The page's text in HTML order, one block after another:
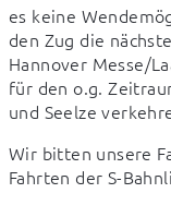
es keine
den Zug die
Hannover Messe/
für den o.g.
und Seelze
Wir bitten unsere
Fahrten der S-